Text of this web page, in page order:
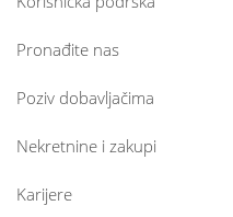
Pronađite nas
Poziv dobavljačima
Nekretnine i zakupi
Karijere